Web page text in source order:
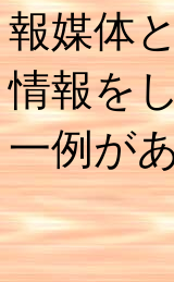
報媒体
情報を
一例が